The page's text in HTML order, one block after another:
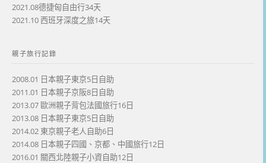
2021.08德捷匈自由行34天
2021.10 西班牙深度之旅14天
親子旅行記錄
2008.01 日本親子東京5日自助
2011.01 日本親子京阪8日自助
2013.07 歐洲親子背包法國旅行16日
2013.08 日本親子東京5日自助
2014.02 東京親子老人自助6日
2014.08 日本親子四國、京都、中國旅行12日
2016.01 關西北陸親子小資自助12日